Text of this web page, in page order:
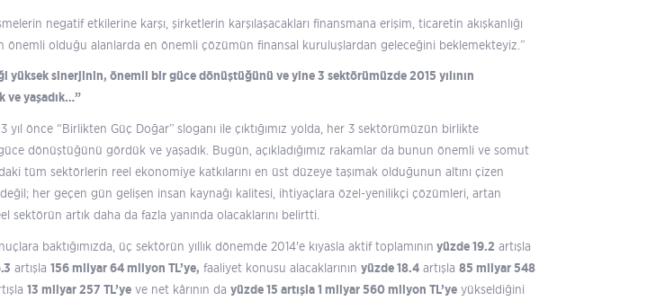
negatif etkilerine karşı, şirketlerin karşılaşacakları finansmana erişim, ticaretin akışkanlığı
önemli olduğu alanlarda en önemli çözümün finansal kuruluşlardan geleceğini beklemekteyiz.”
sinerjinin, önemli bir güce dönüştüğünü ve yine 3 sektörümüzde 2015 yılının
ve yaşadık…”
önce “Birlikten Güç Doğar” sloganı ile çıktığımız yolda, her 3 sektörümüzün birlikte
dönüştüğünü gördük ve yaşadık. Bugün, açıkladığımız rakamlar da bunun önemli ve somut
tüm sektörlerin reel ekonomiye katkılarını en üst düzeye taşımak olduğunun altını çizen
her geçen gün gelişen insan kaynağı kalitesi, ihtiyaçlara özel-yenilikçi çözümleri, artan
sektörün artık daha da fazla yanında olacaklarını belirtti.
baktığımızda, üç sektörün yıllık dönemde 2014'e kıyasla aktif toplamının yüzde 19.2 artışla
artışla 156 milyar 64 milyon TL’ye, faaliyet konusu alacaklarının yüzde 18.4 artışla 85 milyar 548
13 milyar 257 TL’ye ve net kârının da yüzde 15 artışla 1 milyar 560 milyon TL’ye yükseldiğini